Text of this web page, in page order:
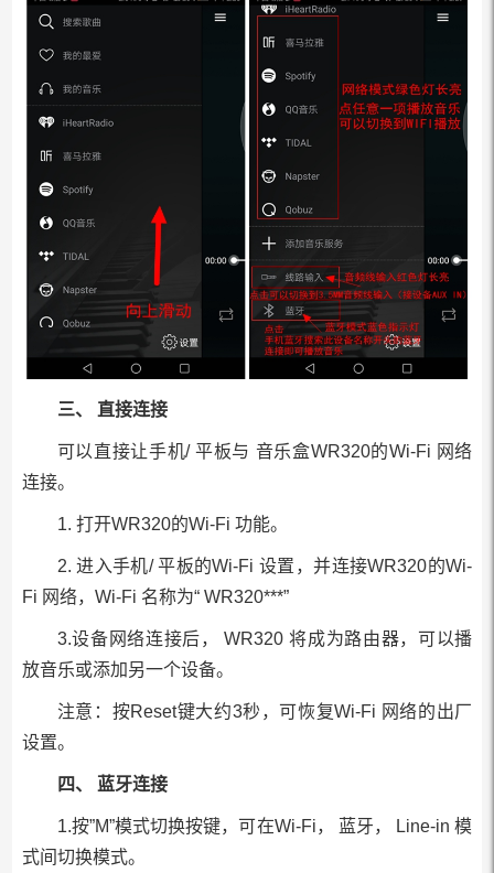
三、 直接连接
可以直接让手机/ 平板与 音乐盒WR320的Wi-Fi 网络
连接。
1. 打开WR320的Wi-Fi 功能。
2. 进入手机/ 平板的Wi-Fi 设置，并连接WR320的Wi-
Fi 网络，Wi-Fi 名称为“ WR320***”
3.设备网络连接后， WR320 将成为路由器，可以播
放音乐或添加另一个设备。
注意：按Reset键大约3秒，可恢复Wi-Fi 网络的出厂
设置。
四、 蓝牙连接
1.按”M”模式切换按键，可在Wi-Fi， 蓝牙， Line-in 模
式间切换模式。